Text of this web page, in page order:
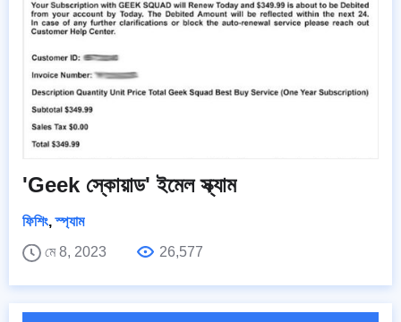
'Geek স্কোয়াড' ইমেল স্ক্যাম
ফিশিং,স্প্যাম
মে 8, 2023
26,577